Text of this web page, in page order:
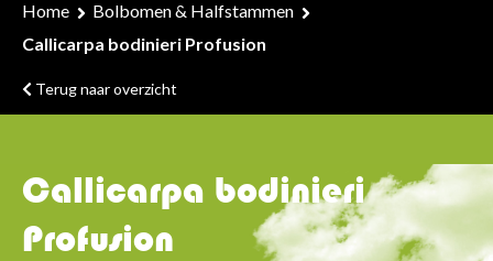
Home
Bolbomen & Halfstammen
Callicarpa bodinieri Profusion
Terug naar overzicht
Callicarpa bodinieri
Profusion